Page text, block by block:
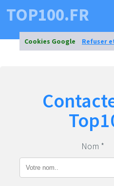
Cookies Google Refuser
TOP100.FR
Nom *